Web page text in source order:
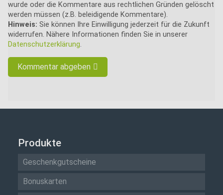
wurde oder die Kommentare aus rechtlichen Gründen gelöscht
werden müssen (z.B. beleidigende Kommentare).
Hinweis: Sie können Ihre Einwilligung jederzeit für die Zukunft
widerrufen. Nähere Informationen finden Sie in unserer
Datenschutzerklärung.
Kommentar abgeben
Produkte
Geschenkgutscheine
Bonuskarten